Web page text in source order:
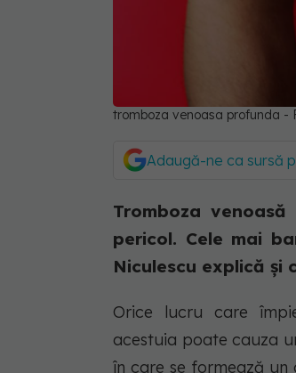
tromboza venoasa profunda -
Adaugă-ne ca sursă
Tromboza
pericol. Cele mai
Niculescu explică și
Orice lucru care
acestuia poate cauza
în care se formează un